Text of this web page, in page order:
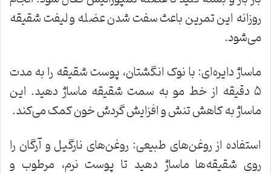
روزانه این تمرین باعث سفت شدن عضله و لیفت شقیقه
می‌شود.
ماساژ دایره‌ای: با نوک انگشتان، پوست شقیقه را به مدت
۵ دقیقه از خط مو به سمت شقیقه ماساژ دهید. این
ماساژ به کاهش تنش و افزایش گردش خون کمک می‌کند.
استفاده از روغن‌های طبیعی: روغن‌های نارگیل و آرگان را
روی شقیقه‌ها ماساژ دهید تا پوست نرم، مرطوب و